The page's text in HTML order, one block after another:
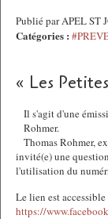
Publié par APEL ST
Catégories :
« Les
Il s'agit d'une
Rohmer.
Thomas Rohmer,
invité(e) une
l'utilisation du
Le lien est
https://